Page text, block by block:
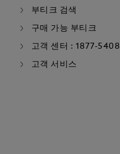
부티크 검색
구매 가능 부티크
고객 센터 : 1877-5408
고객 서비스